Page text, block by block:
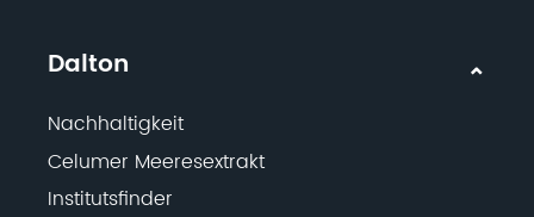
Dalton
Nachhaltigkeit
Celumer Meeresextrakt
Institutsfinder